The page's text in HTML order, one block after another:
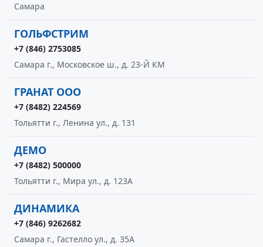
Самара
ГОЛЬФСТРИМ
+7 (846) 2753085
Самара г., Московское ш., д. 23-Й КМ
ГРАНАТ ООО
+7 (8482) 224569
Тольятти г., Ленина ул., д. 131
ДЕМО
+7 (8482) 500000
Тольятти г., Мира ул., д. 123А
ДИНАМИКА
+7 (846) 9262682
Самара г., Гастелло ул., д. 35А